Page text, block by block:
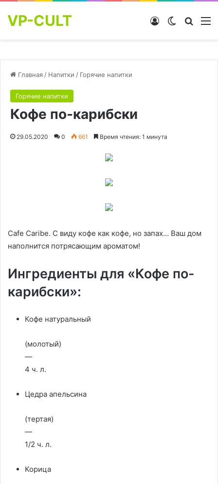
VP-CULT Switch skin
Войти
Главная / Напитки / Горячие напитки
Горячие напитки
Кофе по-карибски
29.05.2020 0 661 Время чтения: 1 минута
Cafe Caribe. С виду кофе как кофе, но запах… Ваш дом
наполнится потрясающим ароматом!
Ингредиенты для «Кофе по-
карибски»:
Кофе натуральный
(молотый)
—
4 ч. л.
Цедра апельсина
(тертая)
—
1/2 ч. л.
Корица